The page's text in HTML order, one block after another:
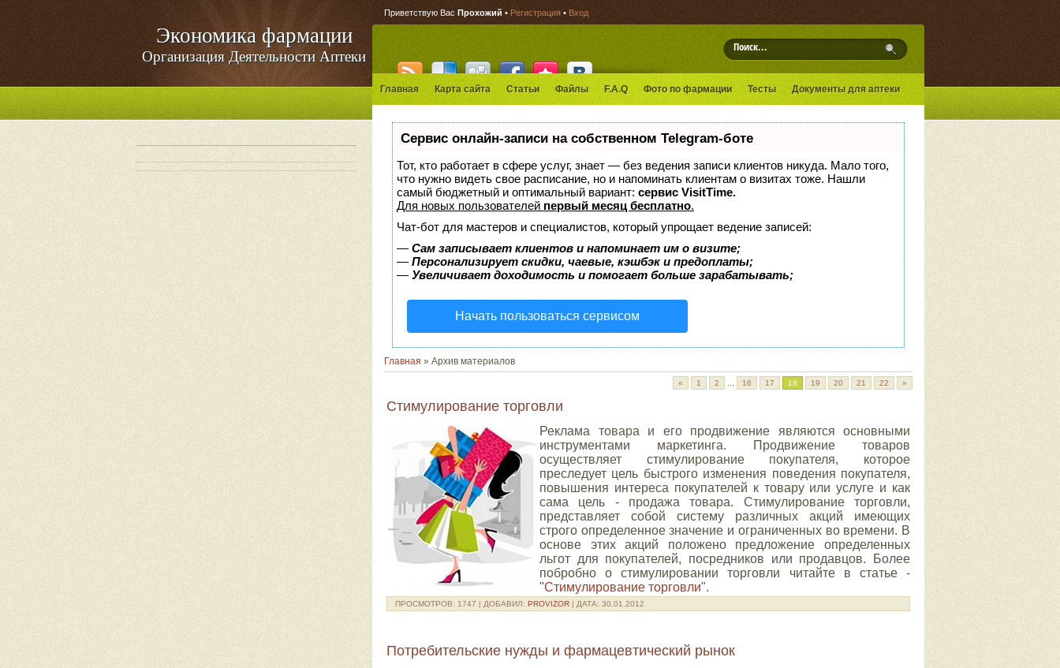
Экономика фармации
Организация Деятельности Аптеки
Приветствую Вас Прохожий • Регистрация • Вход
Главная Карта сайта Статьи Файлы F.A.Q Фото по фармации Тесты Документы для аптеки
Сервис онлайн-записи на собственном Telegram-боте
Тот, кто работает в сфере услуг, знает — без ведения записи клиентов никуда. Мало того,
что нужно видеть свое расписание, но и напоминать клиентам о визитах тоже. Нашли
самый бюджетный и оптимальный вариант: сервис VisitTime.
Для новых пользователей первый месяц бесплатно.
Чат-бот для мастеров и специалистов, который упрощает ведение записей:
— Сам записывает клиентов и напоминает им о визите;
— Персонализирует скидки, чаевые, кэшбэк и предоплаты;
— Увеличивает доходимость и помогает больше зарабатывать;
Начать пользоваться сервисом
Главная » Архив материалов
« 1 2 ... 16 17 18 19 20 21 22 »
Стимулирование торговли
Реклама товара и его продвижение являются основными
инструментами маркетинга. Продвижение товаров
осуществляет стимулирование покупателя, которое
преследует цель быстрого изменения поведения покупателя,
повышения интереса покупателей к товару или услуге и как
сама цель - продажа товара. Стимулирование торговли,
представляет собой систему различных акций имеющих
строго определенное значение и ограниченных во времени. В
основе этих акций положено предложение определенных
льгот для покупателей, посредников или продавцов. Более
побробно о стимулировании торговли читайте в статье -
"Стимулирование торговли".
ПРОСМОТРОВ: 1747 | ДОБАВИЛ: PROVIZOR | ДАТА: 30.01.2012
Потребительские нужды и фармацевтический рынок